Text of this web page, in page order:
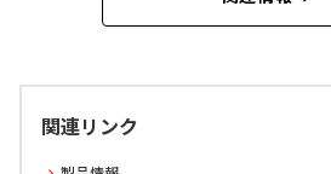
関連リンク